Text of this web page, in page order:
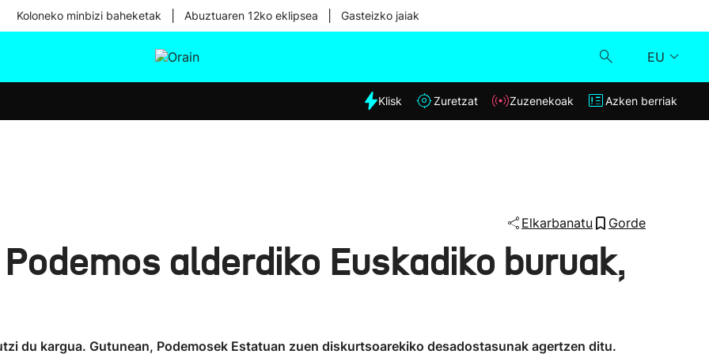
Koloneko minbizi baheketak Abuztuaren 12ko eklipsea Gasteizko jaiak
EU
Eguraldia
Klisk
Azken berriak
Klisk Zuretzat Zuzenekoak Azken berriak
Elkarbanatu Gorde
alderdiko Euskadiko buruak,
du kargua. Gutunean, Podemosek Estatuan zuen diskurtsoarekiko desadostasunak agertzen ditu.